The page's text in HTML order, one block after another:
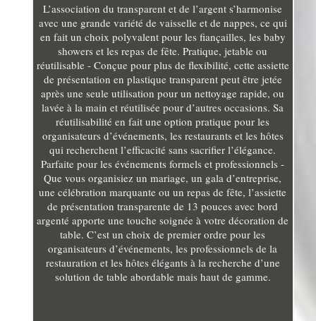
L’association du transparent et de l’argent s’harmonise
avec une grande variété de vaisselle et de nappes, ce qui
en fait un choix polyvalent pour les fiançailles, les baby
showers et les repas de fête. Pratique, jetable ou
réutilisable - Conçue pour plus de flexibilité, cette assiette
de présentation en plastique transparent peut être jetée
après une seule utilisation pour un nettoyage rapide, ou
lavée à la main et réutilisée pour d’autres occasions. Sa
réutilisabilité en fait une option pratique pour les
organisateurs d’événements, les restaurants et les hôtes
qui recherchent l’efficacité sans sacrifier l’élégance.
Parfaite pour les événements formels et professionnels -
Que vous organisiez un mariage, un gala d’entreprise,
une célébration marquante ou un repas de fête, l’assiette
de présentation transparente de 13 pouces avec bord
argenté apporte une touche soignée à votre décoration de
table. C’est un choix de premier ordre pour les
organisateurs d’événements, les professionnels de la
restauration et les hôtes élégants à la recherche d’une
solution de table abordable mais haut de gamme.